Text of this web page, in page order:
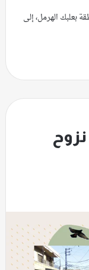
بعلبك الهرمل، إلى